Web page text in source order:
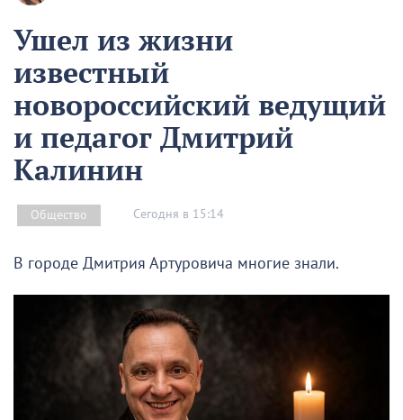
Ушел из жизни
известный
новороссийский ведущий
и педагог Дмитрий
Калинин
Общество Сегодня в 15:14
В городе Дмитрия Артуровича многие знали.